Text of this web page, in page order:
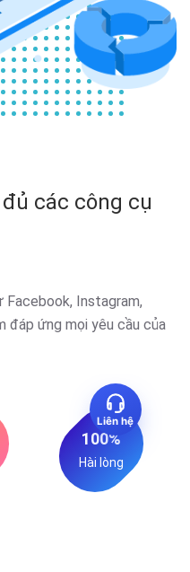
các công cụ
Facebook, Instagram,
đáp ứng mọi yêu cầu của
100%
Hài lòng
Zalo
Liên hệ